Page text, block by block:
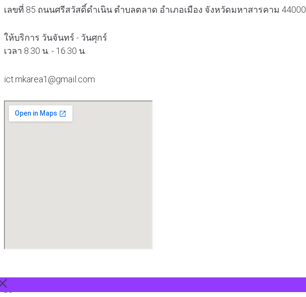
เลขที่ 85 ถนนศรีสวัสดิ์ดำเนิน ตำบลตลาด อำเภอเมือง จังหวัดมหาสารคาม 44000
ให้บริการ วันจันทร์ - วันศุกร์
เวลา 8.30 น. - 16.30 น.
ict.mkarea1@gmail.com